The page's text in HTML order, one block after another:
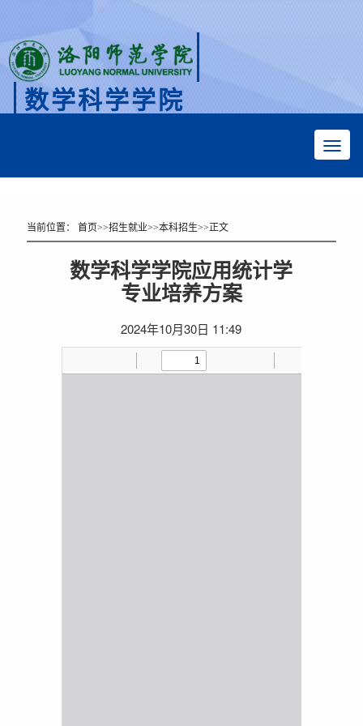
数学科学学院
当前位置：首页>>招生就业>>本科招生>>正文
数学科学学院应用统计学
专业培养方案
2024年10月30日 11:49